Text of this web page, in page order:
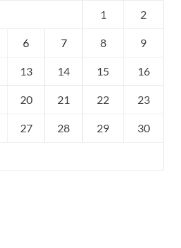
1 2
6 7 8 9
13 14 15 16
20 21 22 23
27 28 29 30